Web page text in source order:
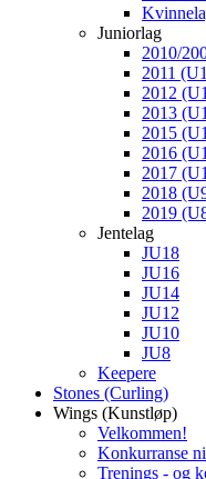
Juniorlag
2010/
2011
2012
2013
2015
2016
2017
2018
2019
Jentelag
JU18
JU16
JU14
JU12
JU10
JU8
Keepere
Stones (Curling)
Wings (Kunstløp)
Velkommen!
Konkurranse
Trenings - og